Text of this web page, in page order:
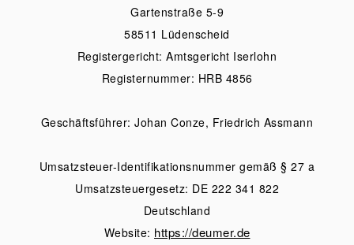
Gartenstraße 5-9
58511 Lüdenscheid
Registergericht: Amtsgericht Iserlohn
Registernummer: HRB 4856
Geschäftsführer: Johan Conze, Friedrich Assmann
Umsatzsteuer-Identifikationsnummer gemäß § 27 a
Umsatzsteuergesetz: DE 222 341 822
Deutschland
Website: https://deumer.de